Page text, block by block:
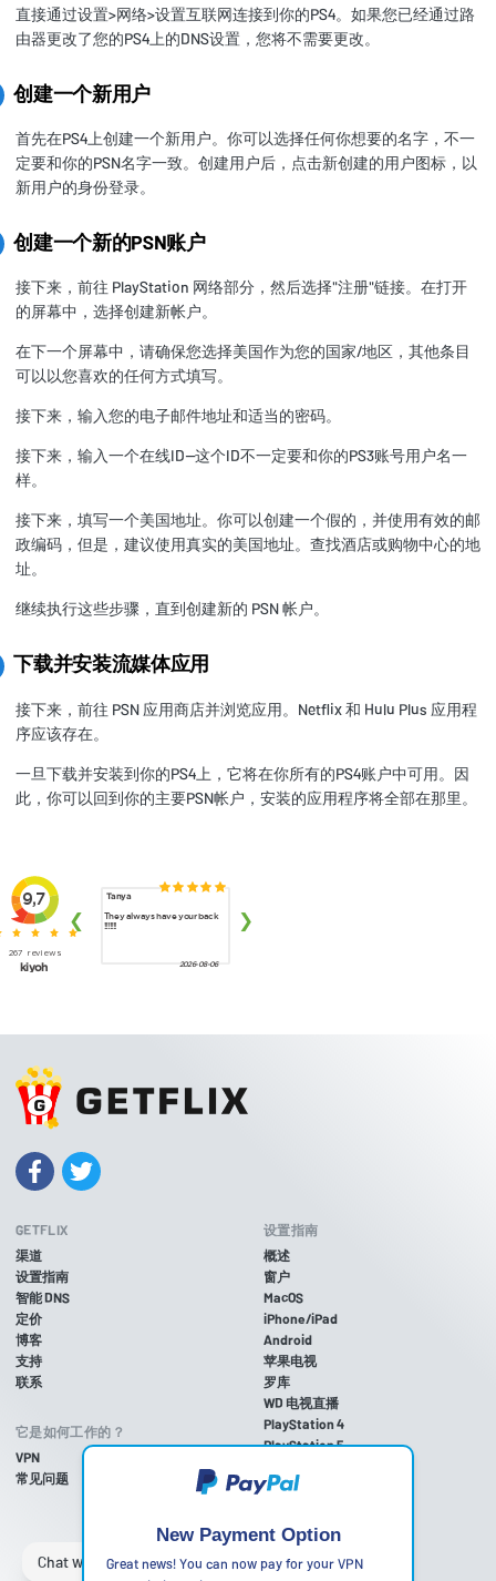
直接通过设置>网络>设置互联网连接到你的PS4。如果您已经通过路
由器更改了您的PS4上的DNS设置，您将不需要更改。
创建一个新用户
首先在PS4上创建一个新用户。你可以选择任何你想要的名字，不一
定要和你的PSN名字一致。创建用户后，点击新创建的用户图标，以
新用户的身份登录。
创建一个新的PSN账户
接下来，前往 PlayStation 网络部分，然后选择"注册"链接。在打开
的屏幕中，选择创建新帐户。
在下一个屏幕中，请确保您选择美国作为您的国家/地区，其他条目
可以以您喜欢的任何方式填写。
接下来，输入您的电子邮件地址和适当的密码。
接下来，输入一个在线ID--这个ID不一定要和你的PS3账号用户名一
样。
接下来，填写一个美国地址。你可以创建一个假的，并使用有效的邮
政编码，但是，建议使用真实的美国地址。查找酒店或购物中心的地
址。
继续执行这些步骤，直到创建新的 PSN 帐户。
下载并安装流媒体应用
接下来，前往 PSN 应用商店并浏览应用。Netflix 和 Hulu Plus 应用程
序应该存在。
一旦下载并安装到你的PS4上，它将在你所有的PS4账户中可用。因
此，你可以回到你的主要PSN帐户，安装的应用程序将全部在那里。
GETFLIX
渠道
设置指南
智能 DNS
定价
博客
支持
联系
它是如何工作的？
VPN
常见问题
设置指南
概述
窗户
MacOS
iPhone/iPad
Android
苹果电视
罗库
WD 电视直播
PlayStation 4
PlayStation 5
Xbox One
任天堂Wii U
任天堂Wii
New Payment Option
Great news! You can now pay for your VPN